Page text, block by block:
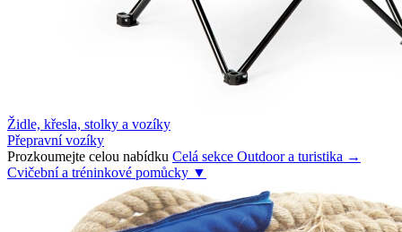
Židle, křesla, stolky a vozíky
Přepravní vozíky
Prozkoumejte celou nabídku Celá sekce Outdoor a turistika →
Cvičební a tréninkové pomůcky ▼